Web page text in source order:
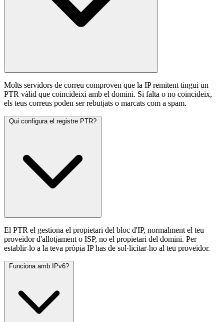
Molts servidors de correu comproven que la IP remitent tingui un
PTR vàlid que coincideixi amb el domini. Si falta o no coincideix,
els teus correus poden ser rebutjats o marcats com a spam.
Qui configura el registre PTR?
El PTR el gestiona el propietari del bloc d'IP, normalment el teu
proveïdor d'allotjament o ISP, no el propietari del domini. Per
establir-lo a la teva pròpia IP has de sol·licitar-ho al teu proveïdor.
Funciona amb IPv6?